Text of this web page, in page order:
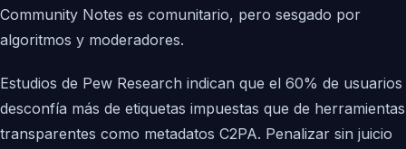
Community Notes es comunitario, pero sesgado por
algoritmos y moderadores.
Estudios de Pew Research indican que el 60% de usuarios
desconfía más de etiquetas impuestas que de herramientas
transparentes como metadatos C2PA. Penalizar sin juicio